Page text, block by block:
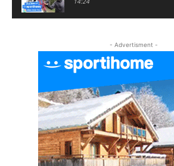
#EP6 VLOG : SKI &
ALPES
#EP7 VLOG : DE LA
DU BEAUFORTAIN
04:09
#Ep8 VLOG : DÉCOUVERTE
BASSIN GRENOBLOIS !
09:04
- Advertisment -